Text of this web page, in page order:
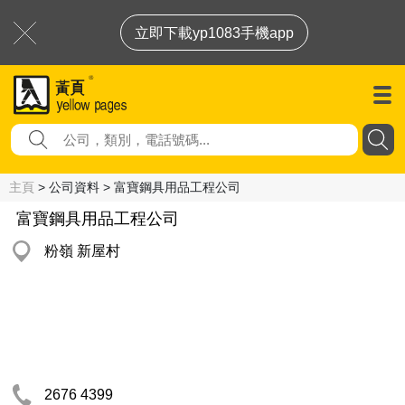
立即下載yp1083手機app
主頁 > 公司資料 > 富寶鋼具用品工程公司
富寶鋼具用品工程公司
粉嶺 新屋村
2676 4399